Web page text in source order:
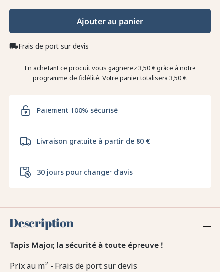
Ajouter au panier
local_shippingFrais de port sur devis
En achetant ce produit vous gagnerez 3,50 €grâce à notre
programme de fidélité. Votre panier totalisera 3,50 €.
Paiement 100% sécurisé
Livraison gratuite à partir de 80 €
30 jours pour changer d’avis
Description
Tapis Major, la sécurité à toute épreuve !
Prix au m² - Frais de port sur devis